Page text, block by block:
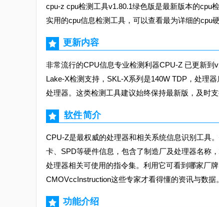
cpu-z cpu检测工具v1.80.1绿色版是最新版本的cpu
实用的cpu信息检测工具，可以查看最为详细的cpu
更新内容
非常流行的CPU信息专业检测利器CPU-Z 已更新
Lake-X检测支持，SKL-X系列是140W TDP，处理
处理器。这类检测工具建议始终保持最新版，及时支
软件简介
CPU-Z是最权威的处理器和相关系统信息识别工具
卡、SPD等硬件信息，包含了制造厂及处理器名称
处理器相关可使用的指令集。利用它可看到哪家厂
CMOVccInstruction这些专家才看得懂的资讯与数据。
功能介绍